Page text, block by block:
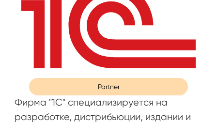
Partner
Фирма "1С" специализируется на
разработке, дистрибьюции, издании и